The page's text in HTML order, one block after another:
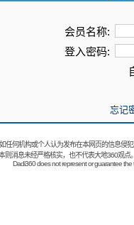
会员名称:
登入密码:
忘记
如任何机构或个人认为发布在本网页的信息侵
则消息未经严格核实，也不代表大地360观点
Dadi360 does not represent or guarantee the